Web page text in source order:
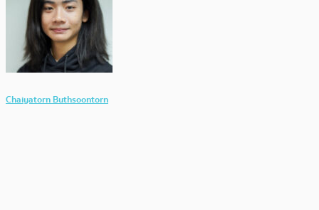
Chaiyatorn Buthsoontorn